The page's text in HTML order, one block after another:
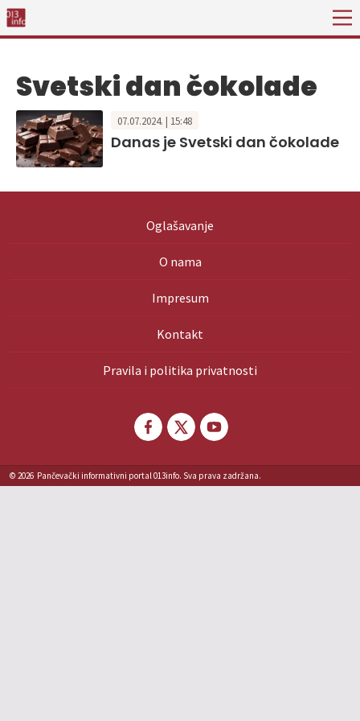
Svetski dan čokolade
07.07.2024. | 15:48
Danas je Svetski dan čokolade
Oglašavanje
O nama
Impresum
Kontakt
Pravila i politika privatnosti
© 2026 Pančevački informativni portal 013info. Sva prava zadržana.